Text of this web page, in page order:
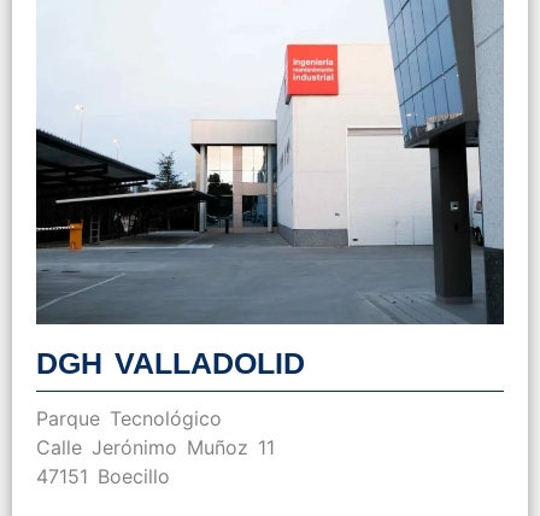
DGH VALLADOLID
Parque Tecnológico
Calle Jerónimo Muñoz 11
47151 Boecillo